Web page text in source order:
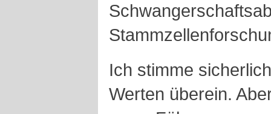
Ich stimme
Werten überein.